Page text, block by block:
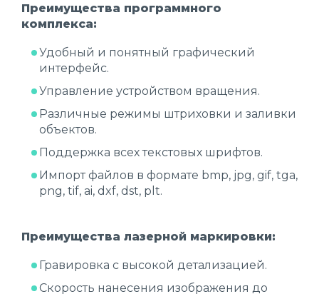
Преимущества программного
комплекса:
Удобный и понятный графический
интерфейс.
Управление устройством вращения.
Различные режимы штриховки и заливки
объектов.
Поддержка всех текстовых шрифтов.
Импорт файлов в формате bmp, jpg, gif, tga,
png, tif, ai, dxf, dst, plt.
Преимущества лазерной маркировки:
Гравировка с высокой детализацией.
Скорость нанесения изображения до